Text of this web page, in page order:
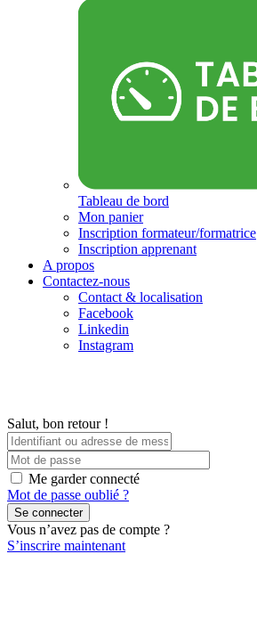
Tableau de bord
Mon panier
Inscription formateur/formatrice
Inscription apprenant
A propos
Contactez-nous
Contact & localisation
Facebook
Linkedin
Instagram
Salut, bon retour !
Me garder connecté
Mot de passe oublié ?
Se connecter
Vous n’avez pas de compte ?
S’inscrire maintenant